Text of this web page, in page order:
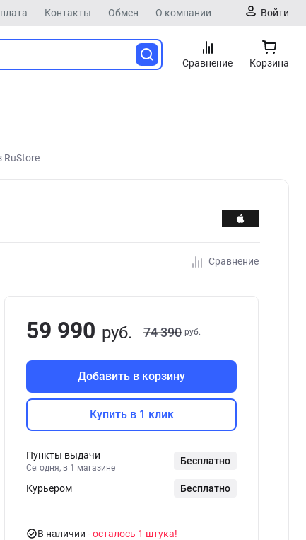
Контакты Обмен О компании Войти
Сравнение Корзина
RuStore
Сравнение
59 990 руб. 74 390 руб.
Добавить в корзину
Купить в 1 клик
Пункты выдачи
Сегодня, в 1 магазине
Бесплатно
Курьером Бесплатно
В наличии - осталось 1 штука